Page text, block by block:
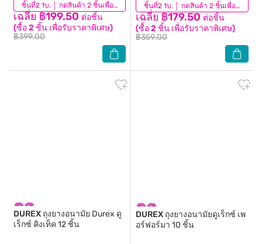
ชิ้นที่2 1บ. │ กดสินค้า 2 ชิ้นเพื่อรับโปรโมชันนี้
เฉลี่ย ฿199.50 ต่อชิ้น
(ซื้อ 2 ชิ้น เพื่อรับราคาพิเศษ)
฿399.00
(218) ชิ้นที่2 1บ. │ กดสินค้า 2 ชิ้นเพื่อรับโปรโมชันนี้
เฉลี่ย ฿179.50 ต่อชิ้น
(ซื้อ 2 ชิ้น เพื่อรับราคาพิเศษ)
฿359.00
(75)
DUREX ถุงยางอนามัย Durex ดู
เร็กซ์ คิงเท็ค 12 ชิ้น
DUREX ถุงยางอนามัยดูเร็กซ์ เพ
อร์ฟอร์มา 10 ชิ้น